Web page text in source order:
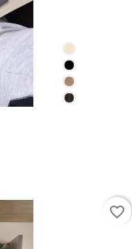
favorite_border